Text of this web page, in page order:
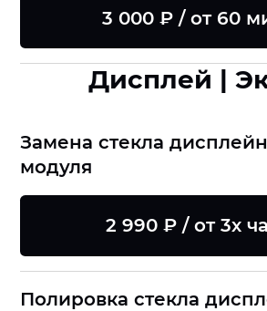
3 000 ₽ / от 60
Дисплей |
Замена стекла
модуля
2 990 ₽ / от 3х
Полировка стекла